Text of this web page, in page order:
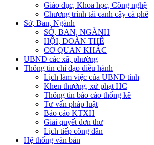
Giáo dục, Khoa học, Công nghệ
Chương trình tái canh cây cà phê
Sở, Ban, Ngành
SỞ, BAN, NGÀNH
HỘI, ĐOÀN THỂ
CƠ QUAN KHÁC
UBND các xã, phường
Thông tin chỉ đạo điều hành
Lịch làm việc của UBND tỉnh
Khen thưởng, xử phạt HC
Thông tin báo cáo thống kê
Tư vấn pháp luật
Báo cáo KTXH
Giải quyết đơn thư
Lịch tiếp công dân
Hệ thống văn bản